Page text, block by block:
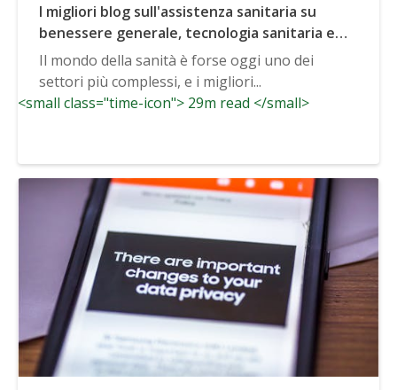
I migliori blog sull'assistenza sanitaria su
benessere generale, tecnologia sanitaria e
altro ancora
Il mondo della sanità è forse oggi uno dei
settori più complessi, e i migliori...
<small class="time-icon"> 29m read </small>